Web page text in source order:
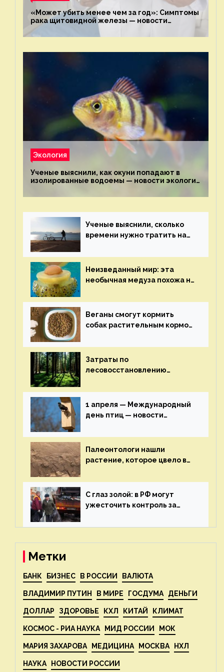
«Может убить менее чем за год»: Симптомы
рака щитовидной железы — новости
экологии на ECOportal
Экология
Ученые выяснили, как окуни попадают в
изолированные водоемы — новости экологии
Ученые выяснили, сколько
времени нужно тратить на
здоровья — новости экологии
на ECOportal
Неизведанный мир: эта
необычная медуза похожа на
экологии на ECOportal
Веганы смогут кормить
собак растительным кормом
здоровье — новости
экологии на ECOportal
Затраты по
лесовосстановлению
строительства — новости
экологии на ECOportal
1 апреля — Международный
день птиц — новости
Палеонтологи нашли
растение, которое цвело в
экологии на ECOportal
С глаз золой: в РФ могут
ужесточить контроль за
— новости экологии на
Метки
БАНК БИЗНЕС В РОССИИ ВАЛЮТА
ВЛАДИМИР ПУТИН В МИРЕ ГОСДУМА ДЕНЬГИ
ДОЛЛАР ЗДОРОВЬЕ КХЛ КИТАЙ КЛИМАТ
КОСМОС - РИА НАУКА МИД РОССИИ МОК
МАРИЯ ЗАХАРОВА МЕДИЦИНА МОСКВА НХЛ
НАУКА НОВОСТИ РОССИИ